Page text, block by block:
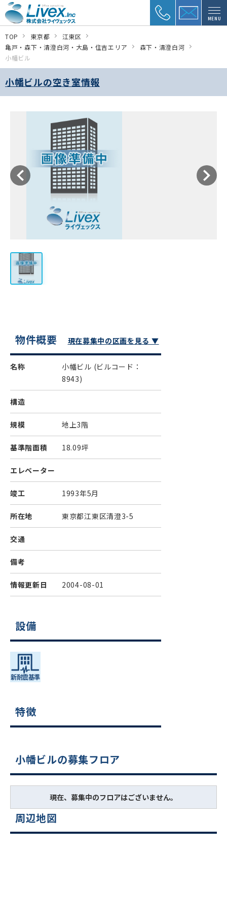
MENU
TOP 東京都
江東区
亀戸・森下・清澄白河・大島・住吉エリア
森下・清澄白河
小幡ビル
小幡ビルの空き室情報
物件概要 現在募集中の区画を見る ▼
名称 小幡ビル (ビルコード：
8943)
構造
規模 地上3階
基準階面積 18.09坪
エレベーター
竣工 1993年5月
所在地 東京都江東区清澄3-5
交通
備考
情報更新日 2004-08-01
設備
特徴
小幡ビルの募集フロア
現在、募集中のフロアはございません。
周辺地図